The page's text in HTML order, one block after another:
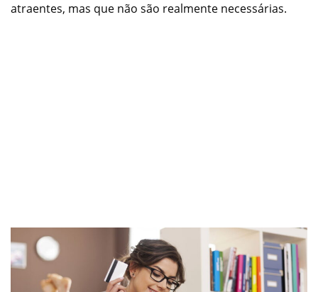
atraentes, mas que não são realmente necessárias.